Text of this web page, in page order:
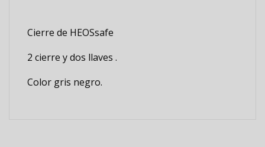
Cierre de HEOSsafe
2 cierre y dos llaves .
Color gris negro.